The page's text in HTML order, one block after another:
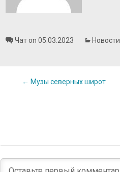
Чат on 05.03.2023 Новости
Post
← Музы северных широт